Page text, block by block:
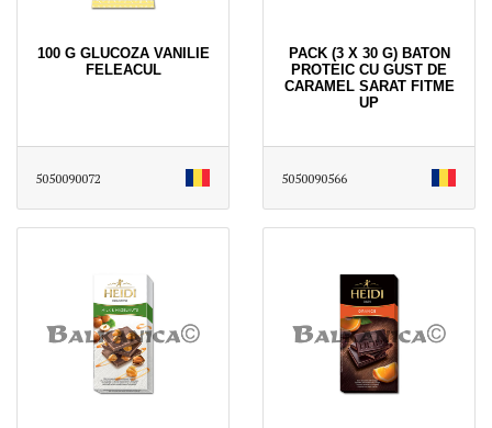
100 G GLUCOZA VANILIE
FELEACUL
5050090072
PACK (3 X 30 G) BATON
PROTEIC CU GUST DE
CARAMEL SARAT FITME
UP
5050090566